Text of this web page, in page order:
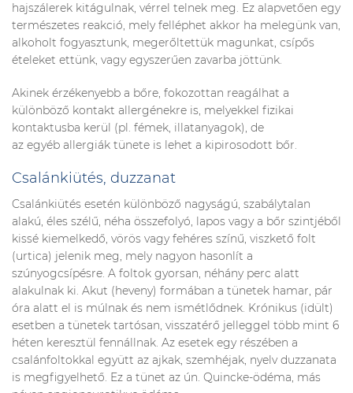
hajszálerek kitágulnak, vérrel telnek meg. Ez alapvetően egy
természetes reakció, mely felléphet akkor ha melegünk van,
alkoholt fogyasztunk, megerőltettük magunkat, csípős
ételeket ettünk, vagy egyszerűen zavarba jöttünk.
Akinek érzékenyebb a bőre, fokozottan reagálhat a
különböző kontakt allergénekre is, melyekkel fizikai
kontaktusba kerül (pl. fémek, illatanyagok), de
az egyéb allergiák tünete is lehet a kipirosodott bőr.
Csalánkiütés, duzzanat
Csalánkiütés esetén különböző nagyságú, szabálytalan
alakú, éles szélű, néha összefolyó, lapos vagy a bőr szintjéből
kissé kiemelkedő, vörös vagy fehéres színű, viszkető folt
(urtica) jelenik meg, mely nagyon hasonlít a
szúnyogcsípésre. A foltok gyorsan, néhány perc alatt
alakulnak ki. Akut (heveny) formában a tünetek hamar, pár
óra alatt el is múlnak és nem ismétlődnek. Krónikus (idült)
esetben a tünetek tartósan, visszatérő jelleggel több mint 6
héten keresztül fennállnak. Az esetek egy részében a
csalánfoltokkal együtt az ajkak, szemhéjak, nyelv duzzanata
is megfigyelhető. Ez a tünet az ún. Quincke-ödéma, más